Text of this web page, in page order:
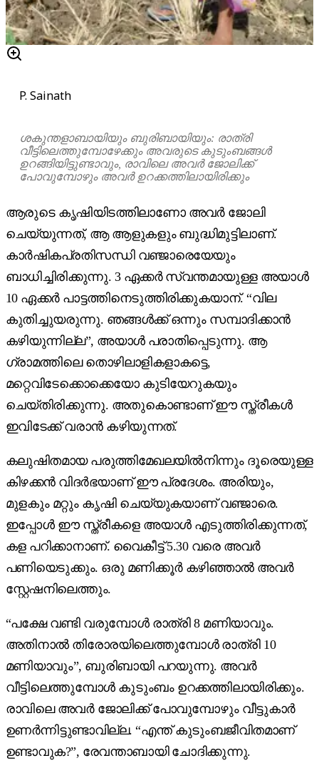
P. Sainath
ശകുന്തളാബായിയും ബുരിബായിയും: രാത്രി
വീട്ടിലെത്തുമ്പോഴേക്കും അവരുടെ കുടുംബങ്ങൾ
ഉറങ്ങിയിട്ടുണ്ടാവും, രാവിലെ അവർ ജോലിക്ക്
പോവുമ്പോഴും അവർ ഉറക്കത്തിലായിരിക്കും
ആരുടെ കൃഷിയിടത്തിലാണോ അവർ ജോലി
ചെയ്യുന്നത്, ആ ആളുകളും ബുദ്ധിമുട്ടിലാണ്.
കാർഷികപ്രതിസന്ധി വഞ്ജാരെയേയും
ബാധിച്ചിരിക്കുന്നു. 3 ഏക്കർ സ്വന്തമായുള്ള അയാൾ
10 ഏക്കർ പാട്ടത്തിനെടുത്തിരിക്കുകയാന്. “വില
കുതിച്ചുയരുന്നു. ഞങ്ങൾക്ക് ഒന്നും സമ്പാദിക്കാൻ
കഴിയുന്നില്ല”, അയാൾ പരാതിപ്പെടുന്നു. ആ
ഗ്രാമത്തിലെ തൊഴിലാളികളാകട്ടെ,
മറ്റെവിടേക്കൊക്കെയോ കുടിയേറുകയും
ചെയ്തിരിക്കുന്നു. അതുകൊണ്ടാണ് ഈ സ്ത്രീകൾ
ഇവിടേക്ക് വരാൻ കഴിയുന്നത്.
കലുഷിതമായ പരുത്തിമേഖലയിൽനിന്നും ദൂരെയുള്ള
കിഴക്കൻ വിദർഭയാണ് ഈ പ്രദേശം. അരിയും,
മുളകും മറ്റും കൃഷി ചെയ്യുകയാണ് വഞ്ജാരെ.
ഇപ്പോൾ ഈ സ്ത്രീകളെ അയാൾ എടുത്തിരിക്കുന്നത്,
കള പറിക്കാനാണ്. വൈകീട്ട് 5.30 വരെ അവർ
പണിയെടുക്കും. ഒരു മണിക്കൂർ കഴിഞ്ഞാൽ അവർ
സ്റ്റേഷനിലെത്തും.
“പക്ഷേ വണ്ടി വരുമ്പോൾ രാത്രി 8 മണിയാവും.
അതിനാൽ തിരോരയിലെത്തുമ്പോൾ രാത്രി 10
മണിയാവും”, ബുരിബായി പറയുന്നു. അവർ
വീട്ടിലെത്തുമ്പോൾ കുടുംബം ഉറക്കത്തിലായിരിക്കും.
രാവിലെ അവർ ജോലിക്ക് പോവുമ്പോഴും വീട്ടുകാർ
ഉണർന്നിട്ടുണ്ടാവില്ല. “എന്ത് കുടുംബജീവിതമാണ്
ഉണ്ടാവുക?”, രേവന്താബായി ചോദിക്കുന്നു.